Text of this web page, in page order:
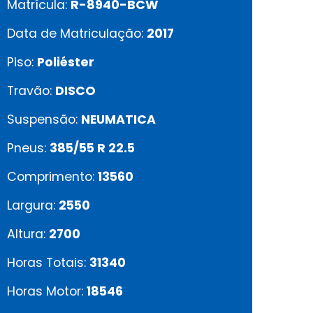
Matrícula: R-8940-BCW
Data de Matriculação: 2017
Piso: Poliéster
Travão: DISCO
Suspensão: NEUMATICA
Pneus: 385/55 R 22.5
Comprimento: 13560
Largura: 2550
Altura: 2700
Horas Totais: 31340
Horas Motor: 18546